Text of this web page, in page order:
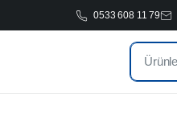
0533 608 11 79